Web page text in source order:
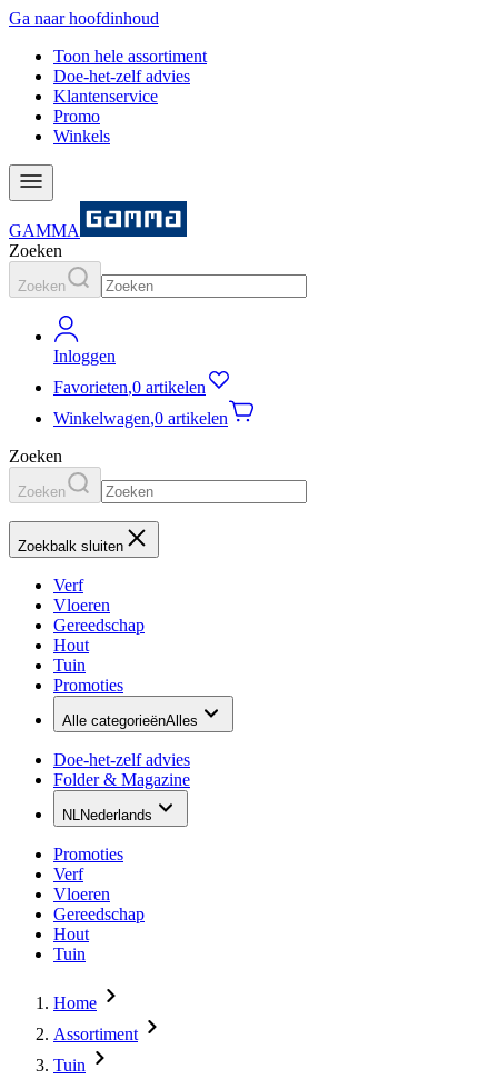
Ga naar hoofdinhoud
Toon hele assortiment
Doe-het-zelf advies
Klantenservice
Promo
Winkels
GAMMA
Zoeken
Zoeken
Inloggen
Favorieten,0 artikelen
Winkelwagen,0 artikelen
Zoeken
Zoeken
Zoekbalk sluiten
Verf
Vloeren
Gereedschap
Hout
Tuin
Promoties
Alle categorieënAlles
Doe-het-zelf advies
Folder & Magazine
NLNederlands
Promoties
Verf
Vloeren
Gereedschap
Hout
Tuin
Home
Assortiment
Tuin